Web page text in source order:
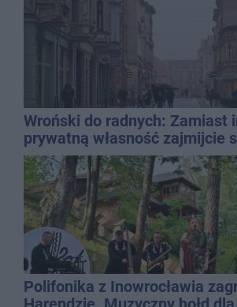
Wroński do radnych: Zamiast
prywatną własność zajmijcie
gospodarką
Polifonika z Inowrocławia